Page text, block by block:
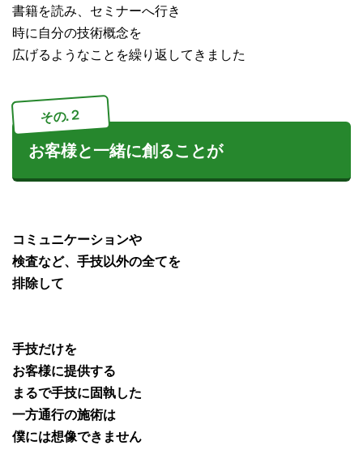
書籍を読み、セミナーへ行き
時に自分の技術概念を
広げるようなことを繰り返してきました
その.２
お客様と一緒に創ることが
コミュニケーションや
検査など、手技以外の全てを
排除して
手技だけを
お客様に提供する
まるで手技に固執した
一方通行の施術は
僕には想像できません